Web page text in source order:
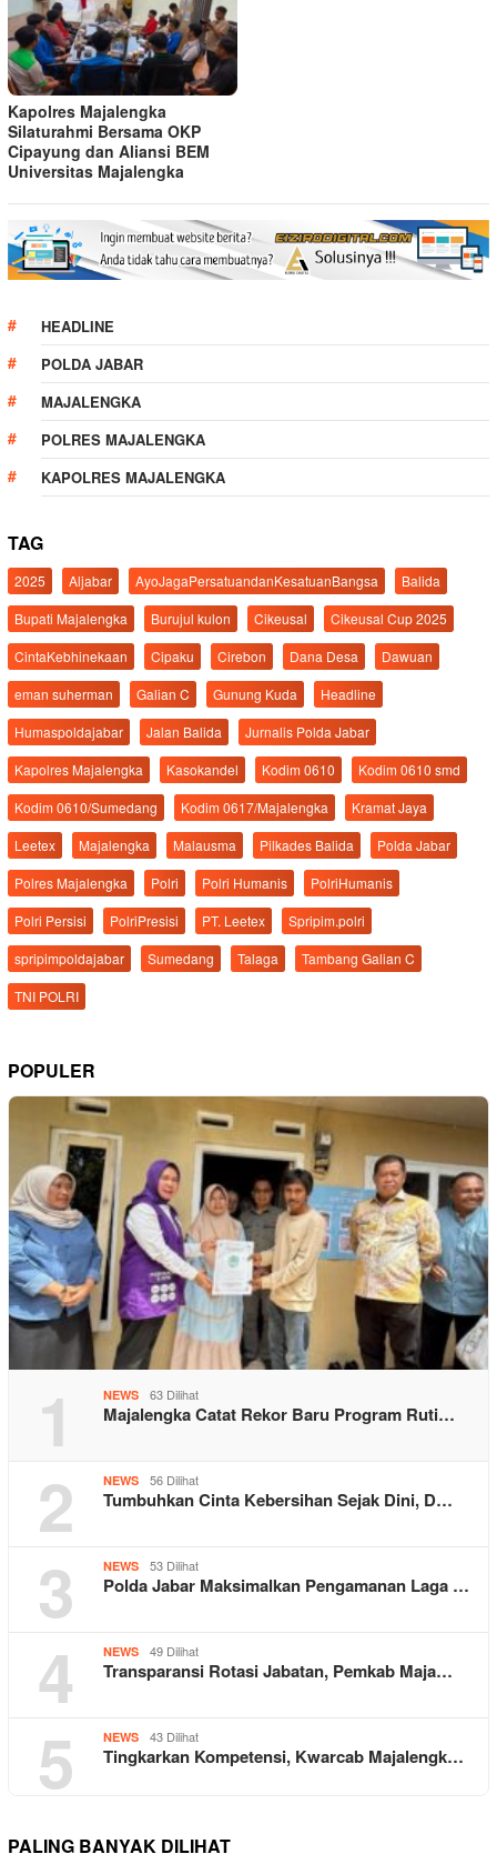
Kapolres Majalengka
Silaturahmi Bersama OKP
Cipayung dan Aliansi BEM
Universitas Majalengka
HEADLINE
POLDA JABAR
MAJALENGKA
POLRES MAJALENGKA
KAPOLRES MAJALENGKA
TAG
2025 Aljabar AyoJagaPersatuandanKesatuanBangsa
Balida
Bupati Majalengka
Burujul kulon Cikeusal
Cikeusal Cup 2025
CintaKebhinekaan
Cipaku Cirebon Dana Desa
Dawuan
eman suherman
Galian C Gunung Kuda
Headline
Humaspoldajabar
Jalan Balida
Jurnalis Polda Jabar
Kapolres Majalengka
Kasokandel Kodim 0610
Kodim 0610 smd
Kodim 0610/Sumedang
Kodim 0617/Majalengka
Kramat Jaya
Leetex
Majalengka Malausma Pilkades Balida
Polda Jabar
Polres Majalengka
Polri Polri Humanis
PolriHumanis
Polri Persisi
PolriPresisi PT. Leetex
Spripim.polri
spripimpoldajabar
Sumedang Talaga
Tambang Galian C
TNI POLRI
POPULER
1 NEWS 63 Dilihat
Majalengka Catat Rekor Baru Program Ruti…
2 NEWS 56 Dilihat
Tumbuhkan Cinta Kebersihan Sejak Dini, D…
3 NEWS 53 Dilihat
Polda Jabar Maksimalkan Pengamanan Laga …
4 NEWS 49 Dilihat
Transparansi Rotasi Jabatan, Pemkab Maja…
5 NEWS 43 Dilihat
Tingkarkan Kompetensi, Kwarcab Majalengk…
PALING BANYAK DILIHAT